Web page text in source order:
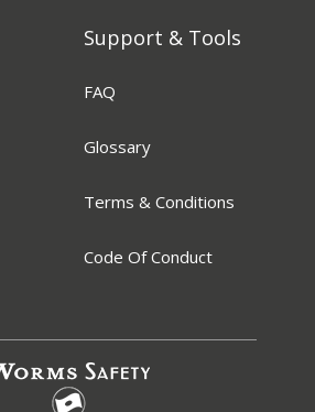
Support & Tools
FAQ
Glossary
Terms & Conditions
Code Of Conduct